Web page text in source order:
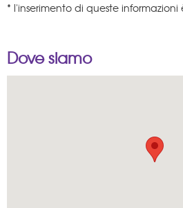
* l'inserimento di queste
Dove siamo